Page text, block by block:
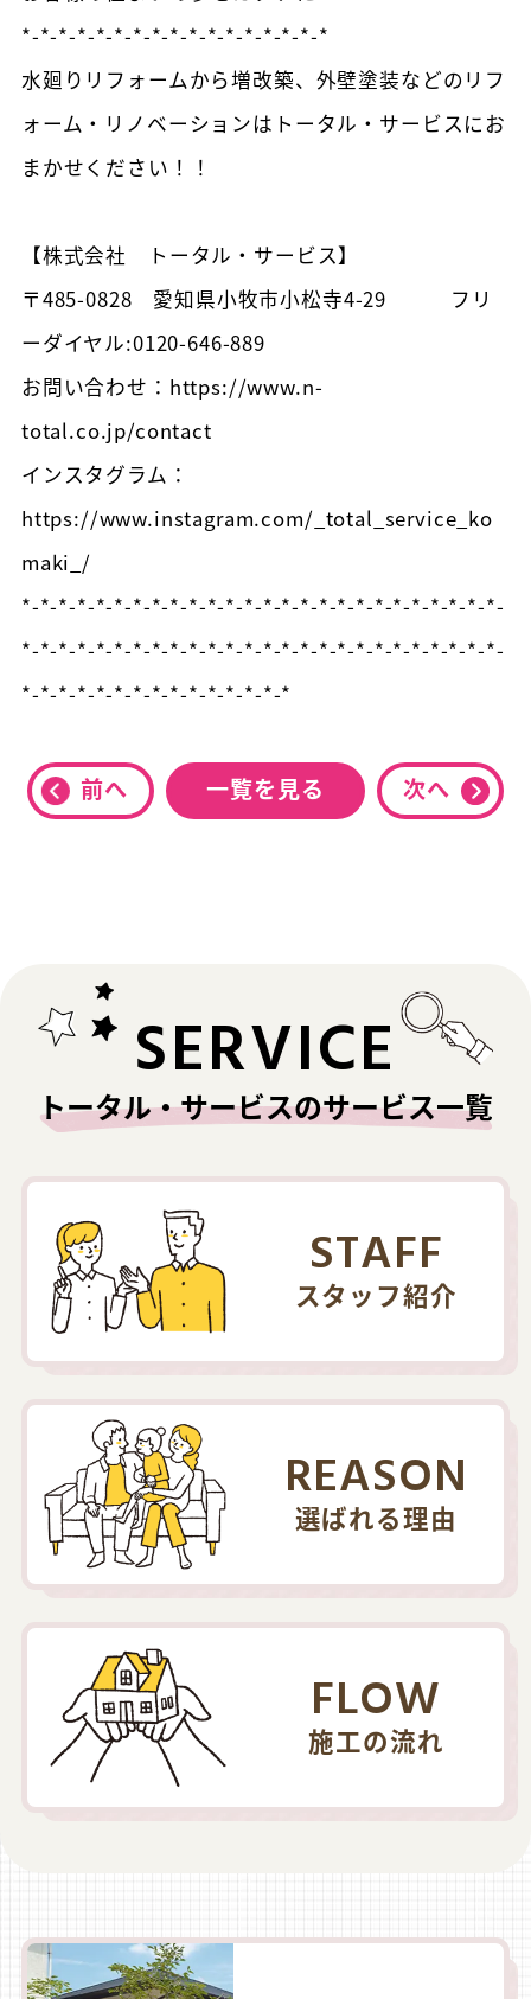
*-*-*-*-*-*-*-*-*-*-*-*-*-*-*-*-*
水廻りリフォームから増改築、外壁塗装などのリフ
ォーム・リノベーションはトータル・サービスにお
まかせください！！
【株式会社 トータル・サービス】
〒485-0828 愛知県小牧市小松寺4-29 フリ
ーダイヤル:0120-646-889
お問い合わせ：https://www.n-
total.co.jp/contact
インスタグラム：
https://www.instagram.com/_total_service_ko
maki_/
*-*-*-*-*-*-*-*-*-*-*-*-*-*-*-*-*-*-*-*-*-*-*-*-*-*-
*-*-*-*-*-*-*-*-*-*-*-*-*-*-*-*-*-*-*-*-*-*-*-*-*-*-
*-*-*-*-*-*-*-*-*-*-*-*-*-*-*
前へ 一覧を見る 次へ
SERVICE
トータル・サービスのサービス一覧
STAFF
スタッフ紹介
REASON
選ばれる理由
FLOW
施工の流れ